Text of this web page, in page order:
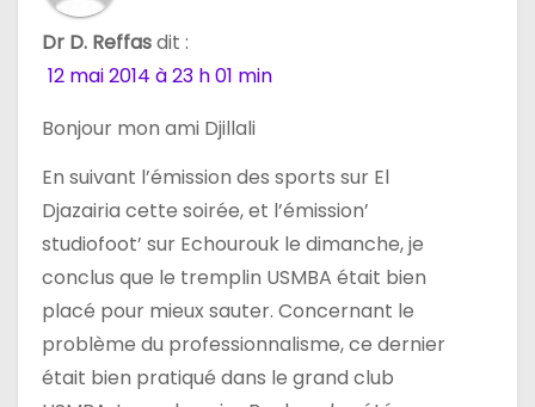
e
a
r
t
c
Dr D. Reffasdit :
12 mai 2014 à 23 h 01 min
Bonjour mon ami Djillali
En suivant l’émission des sports sur El
Djazairia cette soirée, et l’émission’
studiofoot’ sur Echourouk le dimanche, je
conclus que le tremplin USMBA était bien
placé pour mieux sauter. Concernant le
problème du professionnalisme, ce dernier
était bien pratiqué dans le grand club